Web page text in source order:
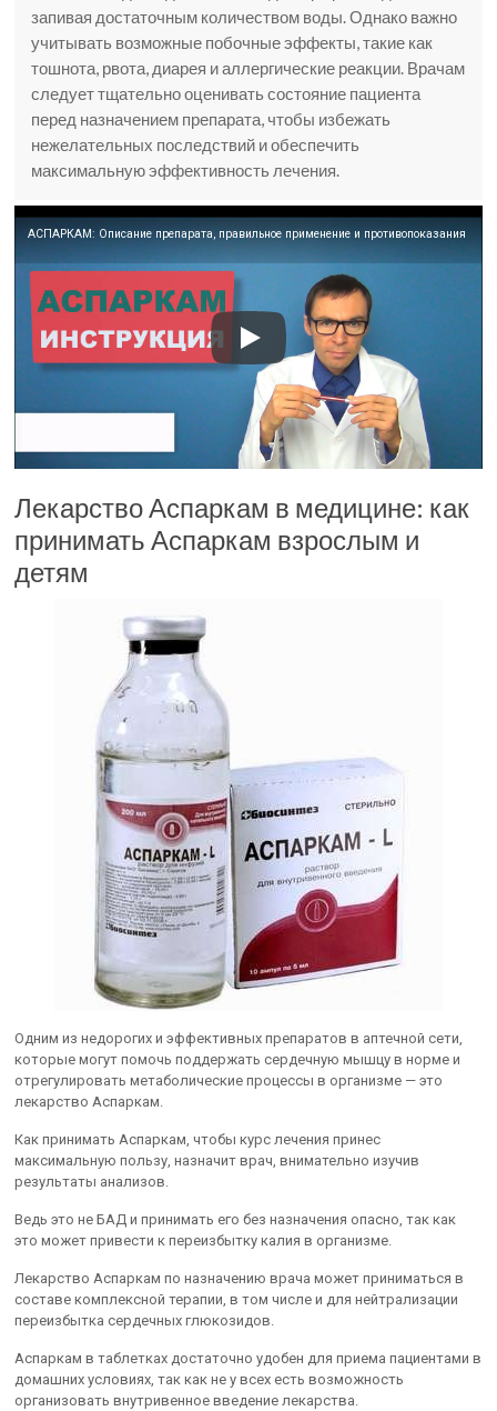
запивая достаточным количеством воды. Однако важно
учитывать возможные побочные эффекты, такие как
тошнота, рвота, диарея и аллергические реакции. Врачам
следует тщательно оценивать состояние пациента
перед назначением препарата, чтобы избежать
нежелательных последствий и обеспечить
максимальную эффективность лечения.
АСПАРКАМ: Описание препарата, правильное применение и противопоказания
Лекарство Аспаркам в медицине: как
принимать Аспаркам взрослым и
детям
Одним из недорогих и эффективных препаратов в аптечной сети,
которые могут помочь поддержать сердечную мышцу в норме и
отрегулировать метаболические процессы в организме — это
лекарство Аспаркам.
Как принимать Аспаркам, чтобы курс лечения принес
максимальную пользу, назначит врач, внимательно изучив
результаты анализов.
Ведь это не БАД и принимать его без назначения опасно, так как
это может привести к переизбытку калия в организме.
Лекарство Аспаркам по назначению врача может приниматься в
составе комплексной терапии, в том числе и для нейтрализации
переизбытка сердечных глюкозидов.
Аспаркам в таблетках достаточно удобен для приема пациентами в
домашних условиях, так как не у всех есть возможность
организовать внутривенное введение лекарства.